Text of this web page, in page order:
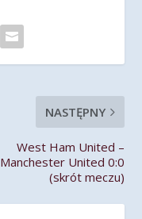
NASTĘPNY
West Ham United –
Manchester United 0:0
(skrót meczu)